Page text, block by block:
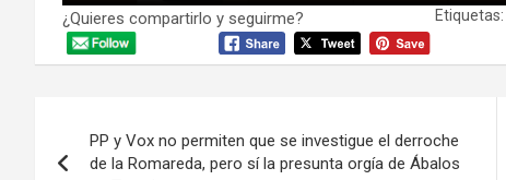
¿Quieres compartirlo y seguirme? Etiquetas:
de
PP y Vox no permiten que se investigue el derroche
de la Romareda, pero sí la presunta orgía de Ábalos